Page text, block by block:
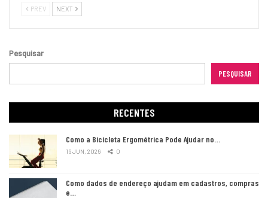
PREV NEXT
Pesquisar
PESQUISAR
RECENTES
Como a Bicicleta Ergométrica Pode Ajudar no…
16 JUN, 2026 0
Como dados de endereço ajudam em cadastros, compras
e…